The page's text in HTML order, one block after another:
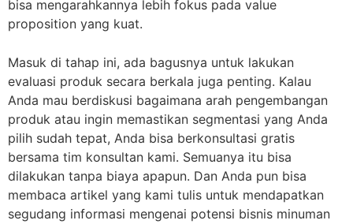
bisa mengarahkannya lebih fokus pada value
proposition yang kuat.
Masuk di tahap ini, ada bagusnya untuk lakukan
evaluasi produk secara berkala juga penting. Kalau
Anda mau berdiskusi bagaimana arah pengembangan
produk atau ingin memastikan segmentasi yang Anda
pilih sudah tepat, Anda bisa berkonsultasi gratis
bersama tim konsultan kami. Semuanya itu bisa
dilakukan tanpa biaya apapun. Dan Anda pun bisa
membaca artikel yang kami tulis untuk mendapatkan
segudang informasi mengenai potensi bisnis minuman